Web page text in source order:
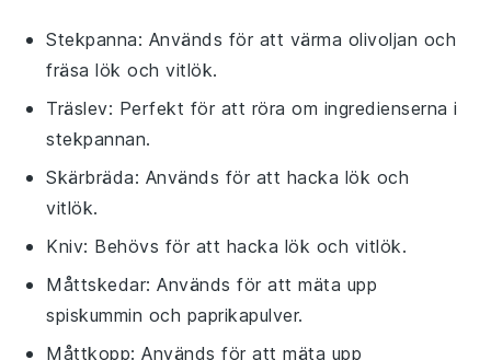
Stekpanna: Används för att värma olivoljan och
fräsa lök och vitlök.
Träslev: Perfekt för att röra om ingredienserna i
stekpannan.
Skärbräda: Används för att hacka lök och
vitlök.
Kniv: Behövs för att hacka lök och vitlök.
Måttskedar: Används för att mäta upp
spiskummin och paprikapulver.
Måttkopp: Används för att mäta upp